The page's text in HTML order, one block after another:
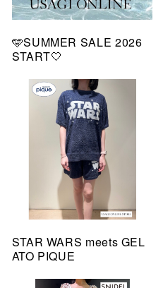
🩵SUMMER SALE 2026
START🤍
STAR WARS meets GEL
ATO PIQUE